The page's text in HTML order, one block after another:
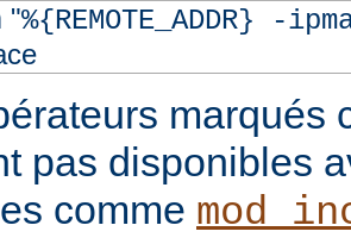
"%{REMOTE_ADDR} -
marqués
pas disponibles
comme